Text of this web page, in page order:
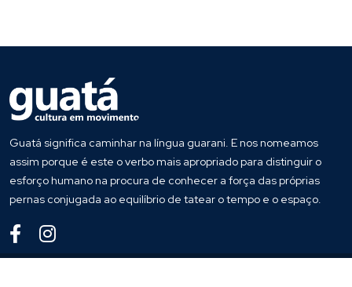
Guatá significa caminhar na língua guarani. E nos nomeamos
assim porque é este o verbo mais apropriado para distinguir o
esforço humano na procura de conhecer a força das próprias
pernas conjugada ao equilíbrio de tatear o tempo e o espaço.